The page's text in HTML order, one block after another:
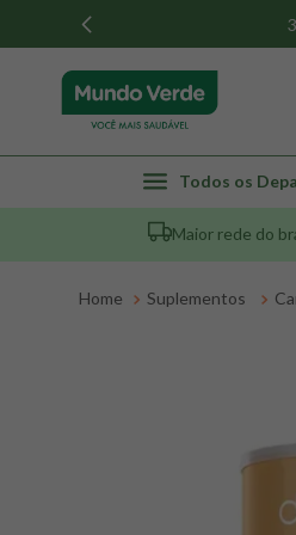
Todos os
Maior rede do
Suplementos
TERMOS
1º whey
2º creatina
maca
psyllium